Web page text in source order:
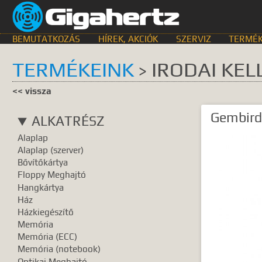
BEMUTATKOZÁS HÍREK, AKCIÓK SZERVIZ
KERESÉS HELYE
egyik sem
GyIK.
Gyártók
TALÁLATOK
Meg kell
TERMÉKEINK > IRODAI
<< vissza
ALKATRÉSZ
Alaplap
Alaplap (szerver)
Bővítőkártya
Floppy Meghajtó
Hangkártya
Ház
Házkiegészítő
Memória
Memória (ECC)
Memória (notebook)